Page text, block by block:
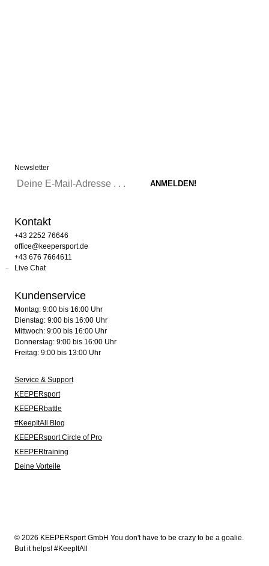
Newsletter
Kontakt
+43 2252 76646
office@keepersport.de
+43 676 7664611
Live Chat
Kundenservice
Montag: 9:00 bis 16:00 Uhr
Dienstag: 9:00 bis 16:00 Uhr
Mittwoch: 9:00 bis 16:00 Uhr
Donnerstag: 9:00 bis 16:00 Uhr
Freitag: 9:00 bis 13:00 Uhr
Service & Support
KEEPERsport
KEEPERbattle
#KeepItAll Blog
KEEPERsport Circle of Pro
KEEPERtraining
Deine Vorteile
© 2026 KEEPERsport GmbH You don't have to be crazy to be a goalie.
But it helps! #KeepItAll